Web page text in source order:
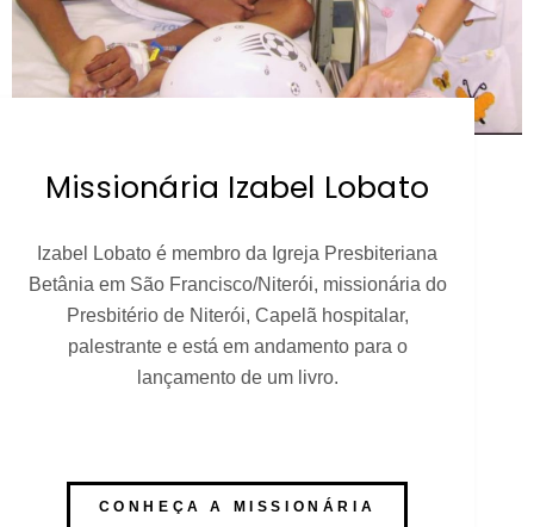
Missionária Izabel Lobato
Izabel Lobato é membro da Igreja Presbiteriana
Betânia em São Francisco/Niterói, missionária do
Presbitério de Niterói, Capelã hospitalar,
palestrante e está em andamento para o
lançamento de um livro.
CONHEÇA A MISSIONÁRIA